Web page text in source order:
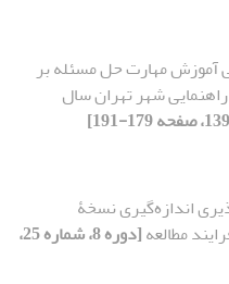
آموزش مهارت حل مسئله بر
شهر تهران سال
اندازه‌گیری نسخۀ
مطالعه
[دوره 8، شماره 25،